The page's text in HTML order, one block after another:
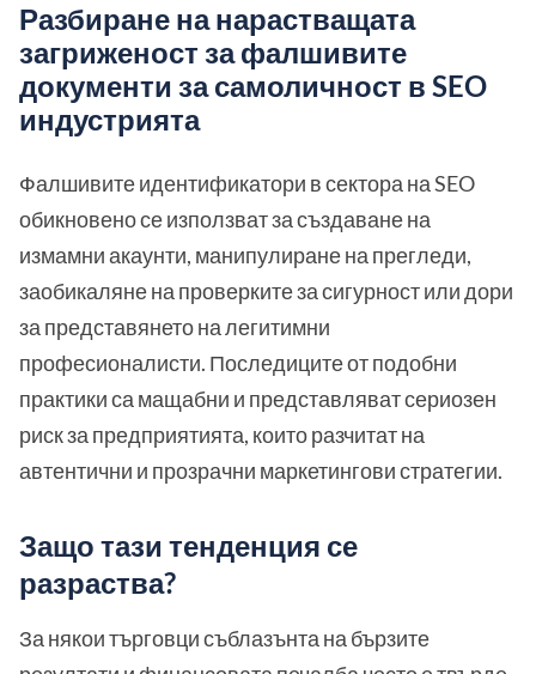
Разбиране на нарастващата
загриженост за фалшивите
документи за самоличност в SEO
индустрията
Фалшивите идентификатори в сектора на SEO
обикновено се използват за създаване на
измамни акаунти, манипулиране на прегледи,
заобикаляне на проверките за сигурност или дори
за представянето на легитимни
професионалисти. Последиците от подобни
практики са мащабни и представляват сериозен
риск за предприятията, които разчитат на
автентични и прозрачни маркетингови стратегии.
Защо тази тенденция се
разраства?
За някои търговци съблазънта на бързите